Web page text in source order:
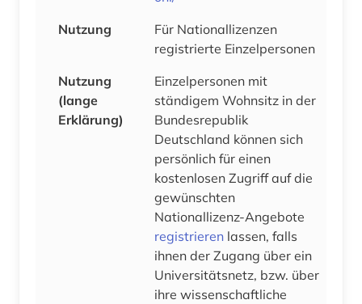
Nutzung
Für Nationallizenzen
registrierte Einzelpersonen
Nutzung
(lange
Erklärung)
Einzelpersonen mit
ständigem Wohnsitz in der
Bundesrepublik
Deutschland können sich
persönlich für einen
kostenlosen Zugriff auf die
gewünschten
Nationallizenz-Angebote
registrieren lassen, falls
ihnen der Zugang über ein
Universitätsnetz, bzw. über
ihre wissenschaftliche